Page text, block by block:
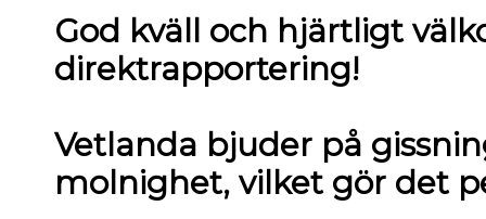
God kväll och hjärtligt
direktrapportering!
Vetlanda bjuder på
molnighet, vilket gör det